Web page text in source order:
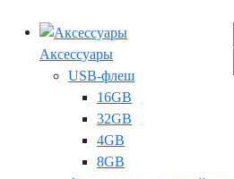
Аксессуары
USB-флеш
16GB
32GB
4GB
8GB